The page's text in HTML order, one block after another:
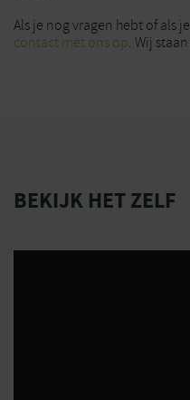
Als je nog vragen hebt of als
contact met ons op. Wij
BEKIJK HET ZELF